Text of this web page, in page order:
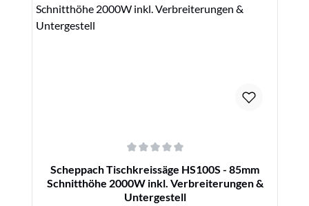
Scheppach Tischkreissäge HS100S - 85mm
Schnitthöhe 2000W inkl. Verbreiterungen &
Untergestell